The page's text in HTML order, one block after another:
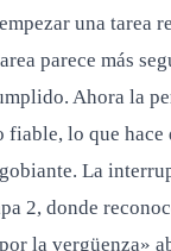
una tarea
parece más
Ahora la
fiable, lo que hace
La
2, donde
la vergüenza»